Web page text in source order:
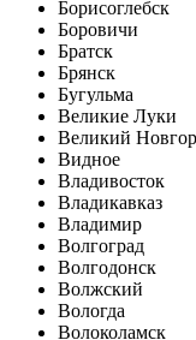
Борисоглебск
Боровичи
Братск
Брянск
Бугульма
Великие Луки
Великий
Видное
Владивосток
Владикавказ
Владимир
Волгоград
Волгодонск
Волжский
Вологда
Волоколамск